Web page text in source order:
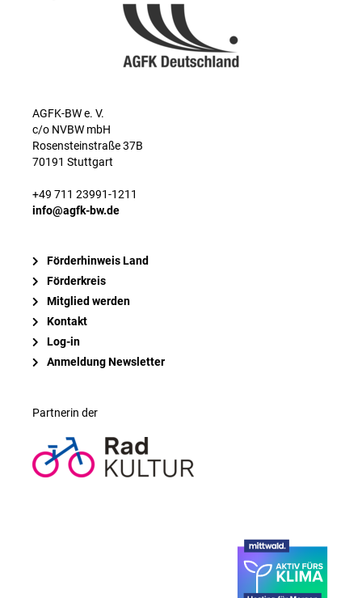
AGFK-BW e. V.
c/o NVBW mbH
Rosensteinstraße 37B
70191 Stuttgart
+49 711 23991-1211
info@agfk-bw.de
Förderhinweis Land
Förderkreis
Mitglied werden
Kontakt
Log-in
Anmeldung Newsletter
Partnerin der